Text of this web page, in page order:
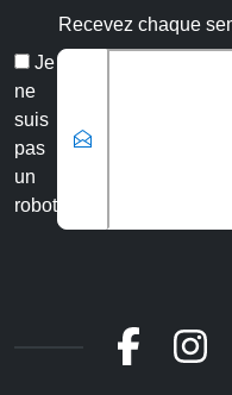
Recevez chaque
Je
ne
suis
pas
un
robot
Veuillez laisser ce
Email